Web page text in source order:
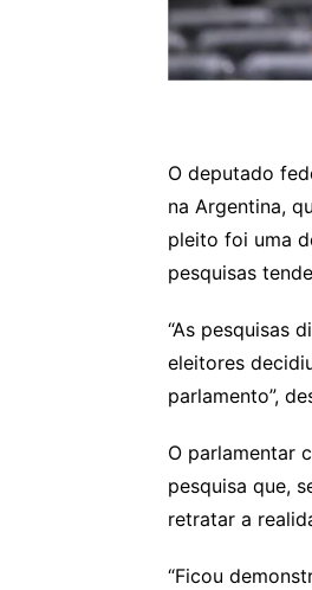
O deputado
na Argentina,
pleito foi uma
pesquisas
“As pesquisas
eleitores
parlamento”,
O parlamentar
pesquisa que,
retratar a
“Ficou